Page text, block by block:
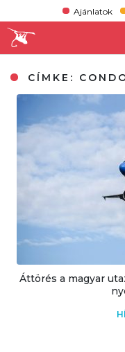
Ajánlatok
CÍMKE:
Áttörés a magyar